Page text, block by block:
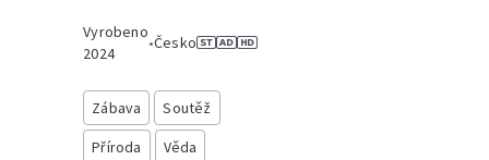
Vyrobeno
2024
•Česko
Zábava
Soutěž
Příroda
Věda